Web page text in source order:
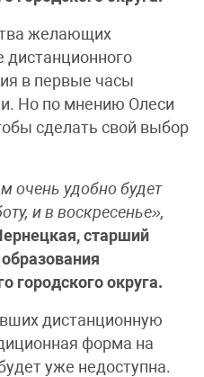
желающих
дистанционного
в первые часы
Но по мнению Олеси
сделать свой выбор
очень удобно будет
и в воскресенье»,
старший
городского округа.
дистанционную
форма на
уже недоступна.